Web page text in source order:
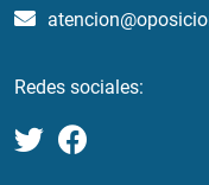
Redes sociales: